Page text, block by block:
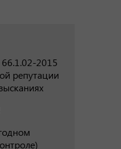
2015
репутации